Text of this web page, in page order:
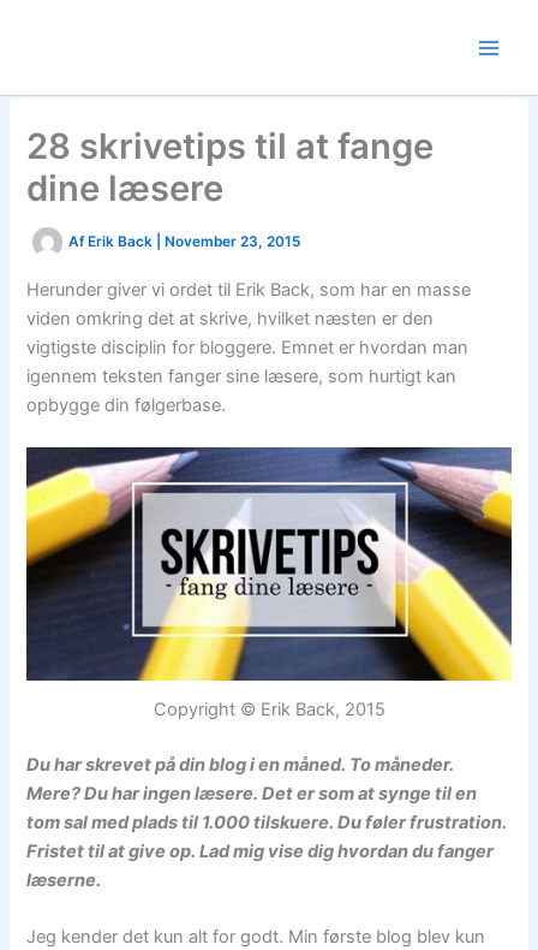
28 skrivetips til at fange
dine læsere
Af Erik Back November 23, 2015
Herunder giver vi ordet til Erik Back, som har en masse
viden omkring det at skrive, hvilket næsten er den
vigtigste disciplin for bloggere. Emnet er hvordan man
igennem teksten fanger sine læsere, som hurtigt kan
opbygge din følgerbase.
Copyright © Erik Back, 2015
Du har skrevet på din blog i en måned. To måneder.
Mere? Du har ingen læsere. Det er som at synge til en
tom sal med plads til 1.000 tilskuere. Du føler frustration.
Fristet til at give op. Lad mig vise dig hvordan du fanger
læserne.
Jeg kender det kun alt for godt. Min første blog blev kun